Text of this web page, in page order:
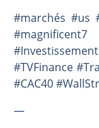
#marchés #us
#TVFinance
#CAC40
—